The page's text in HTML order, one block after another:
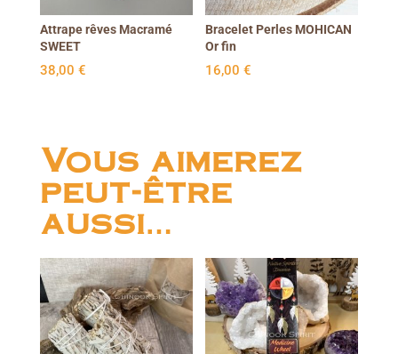
Attrape rêves Macramé
SWEET
38,00 €
Bracelet Perles MOHICAN
Or fin
16,00€
Vous aimerez
peut-être
aussi…